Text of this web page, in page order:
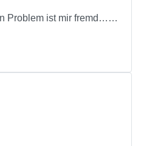
Problem ist mir fremd……